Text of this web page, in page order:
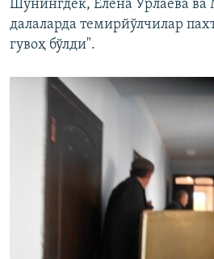
Шунингдек, Елена Урлаева ва
далаларда темирйўлчилар
гувоҳ бўлди".